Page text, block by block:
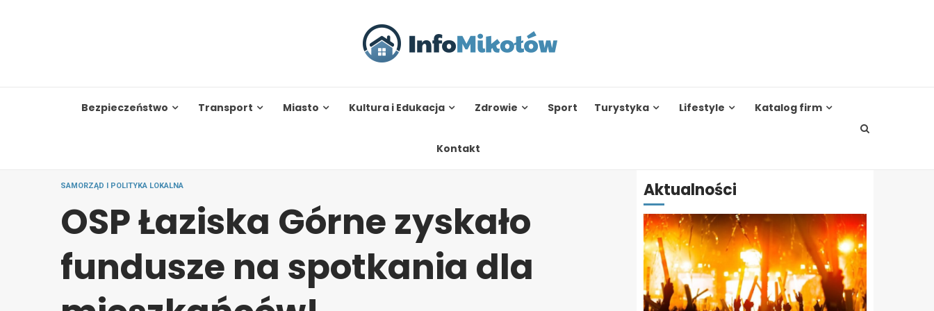
Bezpieczeństwo Transport Miasto Kultura i Edukacja Zdrowie Sport Turystyka Lifestyle Katalog firm
Kontakt
SAMORZĄD I POLITYKA LOKALNA
OSP Łaziska Górne zyskało
fundusze na spotkania dla
Aktualności